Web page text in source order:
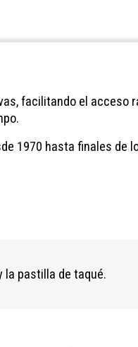
facilitando el acceso
1970 hasta finales de
la pastilla de taqué.